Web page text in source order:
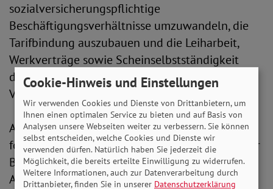
sozialversicherungspflichtige
Beschäftigungsverhältnisse umzuwandeln, die
Tarifbindung auszubauen und die Leiharbeit,
Werkverträge sowie Scheinselbstständigkeit
deutlich einzudämmen“, so die SoVD-
Vorstandsvorsitzende.
Auch bei der Absicherung von Arbeitslosen
fordert der SoVD deutliche Verbesserungen. „Wer
Beiträge zahlt, verdient Respekt und eine starke
Absicherung. Statt ins Bürgergeld gedrängt zu
Cookie-Hinweis und Einstellungen
Wir verwenden Cookies und Dienste von Drittanbietern, um
Ihnen einen optimalen Service zu bieten und auf Basis von
Analysen unsere Webseiten weiter zu verbessern. Sie können
selbst entscheiden, welche Cookies und Dienste wir
verwenden dürfen. Natürlich haben Sie jederzeit die
Möglichkeit, die bereits erteilte Einwilligung zu widerrufen.
Weitere Informationen, auch zur Datenverarbeitung durch
Drittanbieter, finden Sie in unserer Datenschutzerklärung